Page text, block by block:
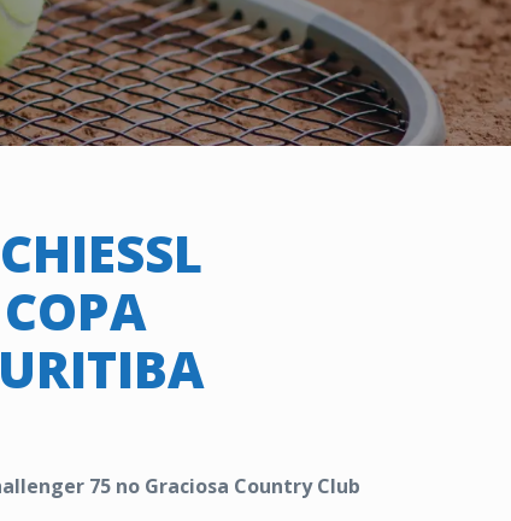
75 no Graciosa Country Club